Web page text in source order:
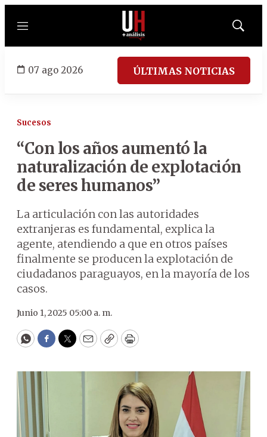
Menú
Mostrar
07 ago 2026 ÚLTIMAS NOTICIAS
Sucesos
“Con los años aumentó la
naturalización de explotación
de seres humanos”
La articulación con las autoridades
extranjeras es fundamental, explica la
agente, atendiendo a que en otros países
finalmente se producen la explotación de
ciudadanos paraguayos, en la mayoría de los
casos.
Junio 1, 2025 05:00 a. m.
WhatsApp
Facebook
Twitter
EmailCopyPrint